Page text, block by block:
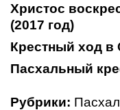
Христос
(2017 год)
Крестный ход в
Пасхальный
Рубрики: